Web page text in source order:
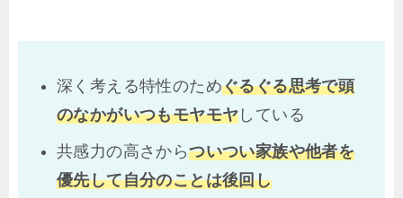
深く考える特性のためぐるぐる思考で頭
のなかがいつもモヤモヤ している
共感力の高さからついつい家族や他者を
優先して自分のことは後回し